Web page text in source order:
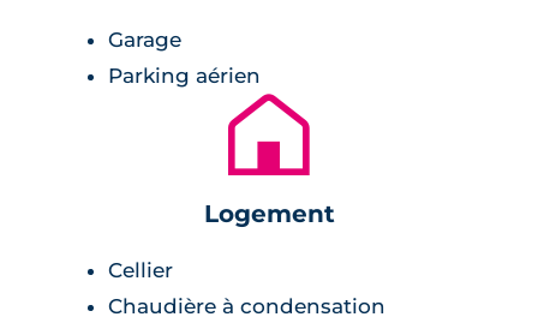
parfaitement avec la nature.
Prestations du bien neuf
Garage
Parking aérien
🏚
Logement
Cellier
Chaudière à condensation